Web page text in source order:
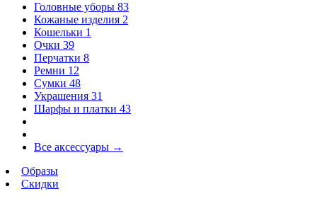
Головные уборы 83
Кожаные изделия 2
Кошельки 1
Очки 39
Перчатки 8
Ремни 12
Сумки 48
Украшения 31
Шарфы и платки 43
Все аксессуары →
Образы
Скидки